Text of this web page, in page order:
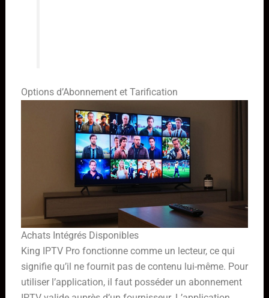
Options d’Abonnement et Tarification
Achats Intégrés Disponibles
King IPTV Pro fonctionne comme un lecteur, ce qui
signifie qu’il ne fournit pas de contenu lui-même. Pour
utiliser l’application, il faut posséder un abonnement